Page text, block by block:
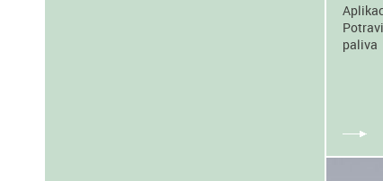
paliva